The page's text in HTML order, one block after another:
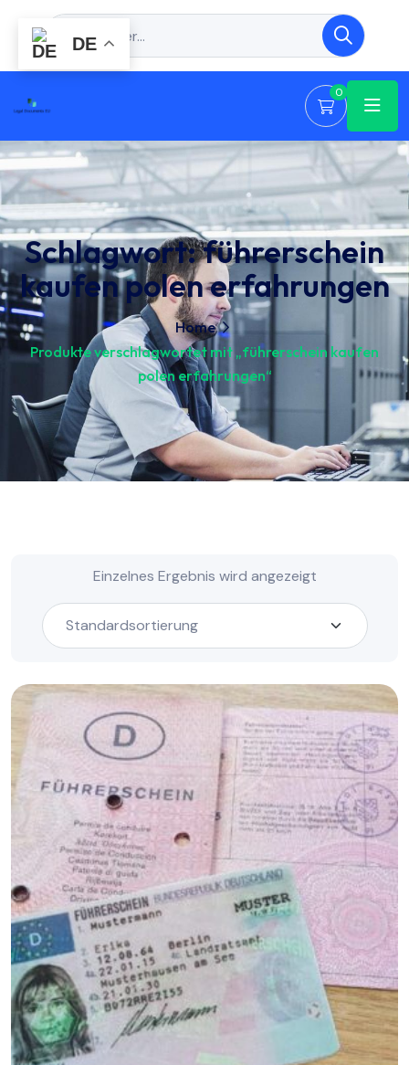
0
Schlagwort:führerschein
kaufen polen erfahrungen
Home
Produkte verschlagwortet mit „führerschein kaufen
polen erfahrungen“
Einzelnes Ergebnis wird angezeigt
DE